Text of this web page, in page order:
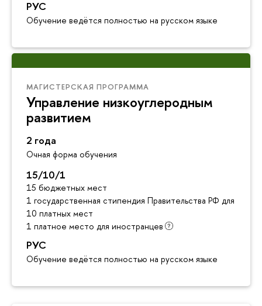
РУС
Обучение ведётся полностью на русском языке
МАГИСТЕРСКАЯ ПРОГРАММА
Управление низкоуглеродным
развитием
2 года
Очная форма обучения
15/10/1
15 бюджетных мест
1 государственная стипендия Правительства РФ для
10 платных мест
1 платное место для иностранцев
РУС
Обучение ведётся полностью на русском языке